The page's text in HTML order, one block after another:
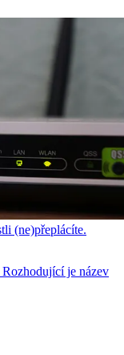
(ne)přeplácíte.
je název